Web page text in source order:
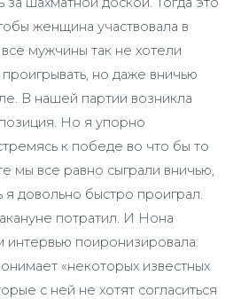
женщина участвовала в
мужчины так не хотели
но даже вничью
В нашей партии возникла
Но я упорно
к победе во что бы то
мы все равно сыграли вничью,
довольно быстро проиграл.
потратил. И Нона
интервью поиронизировала:
«некоторых известных
с ней не хотят согласиться